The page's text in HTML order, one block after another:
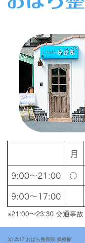
※21:00〜23:30 交通事故
(c) 2017 おばら整骨院 操療館